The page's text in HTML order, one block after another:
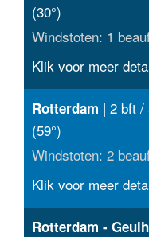
(30°)
Windstoten: 1
Klik voor meer
Rotterdam | 2 bft /
(59°)
Windstoten: 2
Klik voor meer
Rotterdam -